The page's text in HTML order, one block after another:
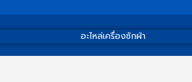
อะไหล่เครื่องซักผ้า